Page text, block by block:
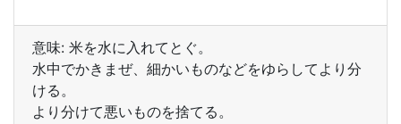
意味: 米を水に入れてとぐ。
水中でかきまぜ、細かいものなどをゆらしてより分
ける。
より分けて悪いものを捨てる。